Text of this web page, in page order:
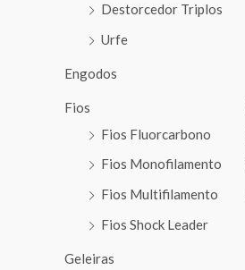
Destorcedor Triplos
Urfe
Engodos
Fios
Fios Fluorcarbono
Fios Monofilamento
Fios Multifilamento
Fios Shock Leader
Geleiras